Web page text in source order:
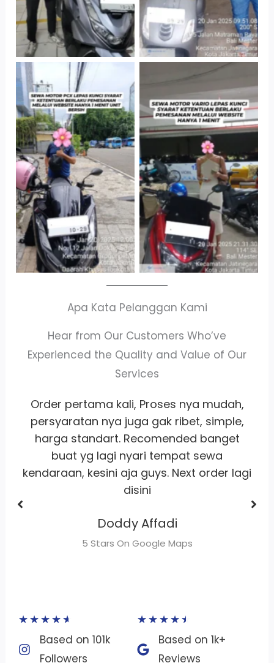
Antar Jemput
Kendaraan
Cityplaza
Jatinegara Gedung
Parkir P6A
Apa Kata Pelanggan Kami
Hear from Our Customers Who’ve
Experienced the Quality and Value of Our
Services
Whort it bangetpelayananramah
satset recomm banget lah pokoknya
buat sewa motor area jakarta
Dhimas Adrian Adrian
5 Stars On Google Maps
★★★★★
Based on 101k
Followers​
★★★★★
Based on 1k+
Reviews​